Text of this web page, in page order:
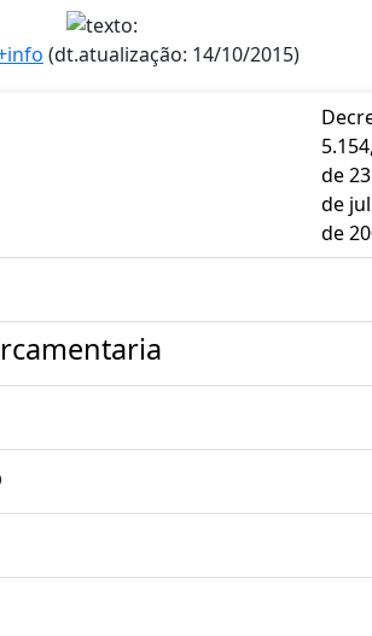
(dt.atualização: 14/10/2015)
de 23
de
de